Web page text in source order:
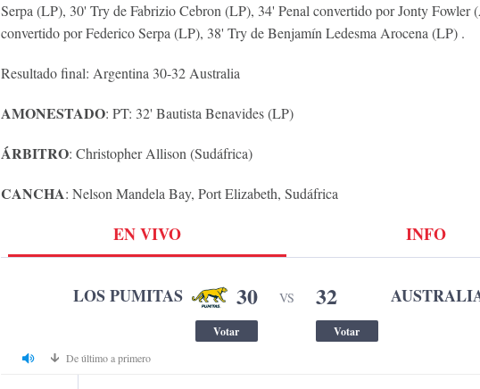
Serpa (LP), 30' Try de Fabrizio Cebron (LP), 34' Penal convertido por Jonty Fowler
convertido por Federico Serpa (LP), 38' Try de Benjamín Ledesma Arocena (LP) .
Resultado final: Argentina 30-32 Australia
AMONESTADO: PT: 32' Bautista Benavides (LP)
ÁRBITRO: Christopher Allison (Sudáfrica)
CANCHA: Nelson Mandela Bay, Port Elizabeth, Sudáfrica